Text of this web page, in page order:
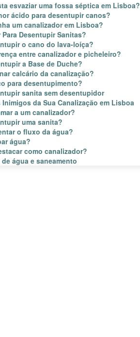
esvaziar uma fossa séptica em Lisboa?
ácido para desentupir canos?
um canalizador em Lisboa?
Para Desentupir Sanitas?
o cano do lava-loíça?
entre canalizador e picheleiro?
a Base de Duche?
calcário da canalização?
para desentupimento?
sanita sem desentupidor
Inimigos da Sua Canalização em Lisboa
a um canalizador?
uma sanita?
o fluxo da água?
água?
como canalizador?
água e saneamento